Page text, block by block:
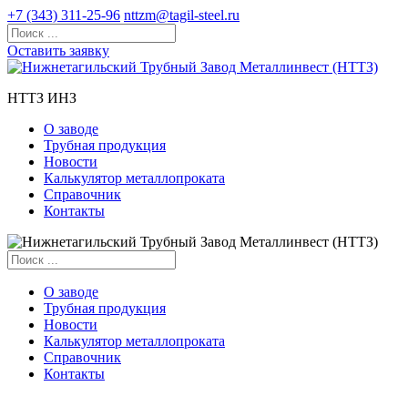
+7 (343) 311-25-96 nttzm@tagil-steel.ru
Оставить заявку
НТТЗ ИНЗ
О заводе
Трубная продукция
Новости
Калькулятор металлопроката
Справочник
Контакты
О заводе
Трубная продукция
Новости
Калькулятор металлопроката
Справочник
Контакты